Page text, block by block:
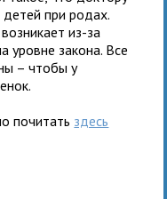
при родах.
из-за
уровне закона. Все
– чтобы у
почитать здесь